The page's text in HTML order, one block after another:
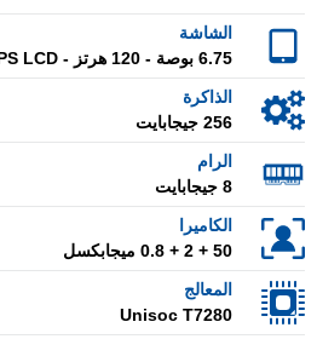
الشاشة
6.75 بوصة - 120 هرتز - IPS LCD
الذاكرة
256 جيجابايت
الرام
8 جيجابايت
الكاميرا
50 + 2 + 0.8 ميجابكسل
المعالج
Unisoc T7280